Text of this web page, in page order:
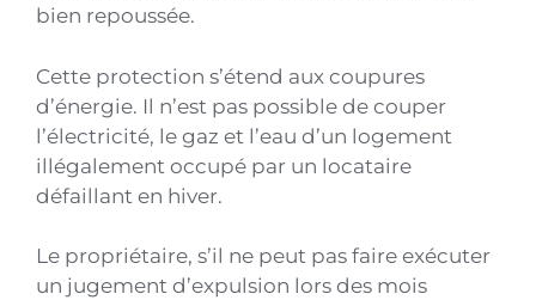
bien repoussée.
Cette protection s’étend aux coupures
d’énergie. Il n’est pas possible de couper
l’électricité, le gaz et l’eau d’un logement
illégalement occupé par un locataire
défaillant en hiver.
Le propriétaire, s’il ne peut pas faire exécuter
un jugement d’expulsion lors des mois